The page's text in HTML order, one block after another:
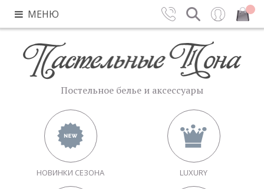
МЕНЮ Вход Закрыть
Постельное белье и аксессуары
НОВИНКИ СЕЗОНА LUXURY